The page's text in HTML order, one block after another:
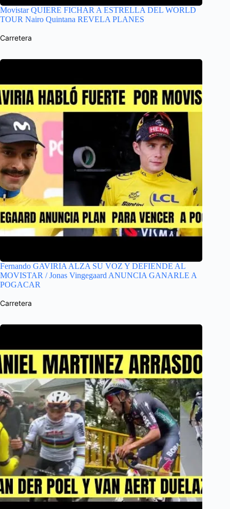
Movistar QUIERE FICHAR A ESTRELLA DEL WORLD
TOUR Nairo Quintana REVELA PLANES
Carretera
Fernando GAVIRIA ALZA SU VOZ Y DEFIENDE AL
MOVISTAR / Jonas Vingegaard ANUNCIA GANARLE A
POGACAR
Carretera